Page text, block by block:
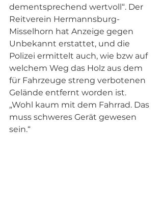
dementsprechend wertvoll“. Der
Reitverein Hermannsburg-
Misselhorn hat Anzeige gegen
Unbekannt erstattet, und die
Polizei ermittelt auch, wie bzw auf
welchem Weg das Holz aus dem
für Fahrzeuge streng verbotenen
Gelände entfernt worden ist.
„Wohl kaum mit dem Fahrrad. Das
muss schweres Gerät gewesen
sein.“